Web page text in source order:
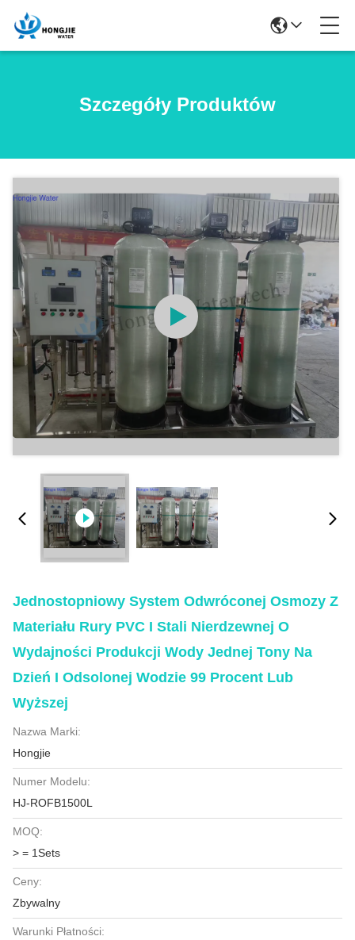
Szczegóły Produktów
Jednostopniowy System Odwróconej Osmozy Z
Materiału Rury PVC I Stali Nierdzewnej O
Wydajności Produkcji Wody Jednej Tony Na
Dzień I Odsolonej Wodzie 99 Procent Lub
Wyższej
Nazwa Marki:
Hongjie
Numer Modelu:
HJ-ROFB1500L
MOQ:
> = 1Sets
Ceny:
Zbywalny
Warunki Płatności: